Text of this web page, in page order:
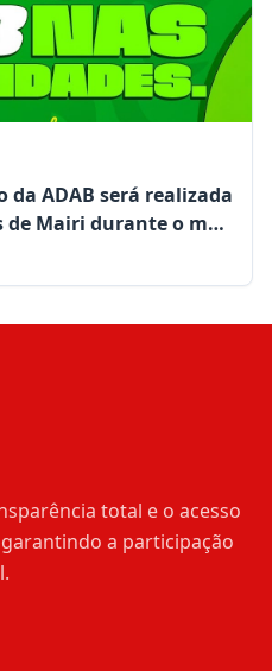
ADAB será realizada
Mairi durante o mês
total e o acesso
a participação